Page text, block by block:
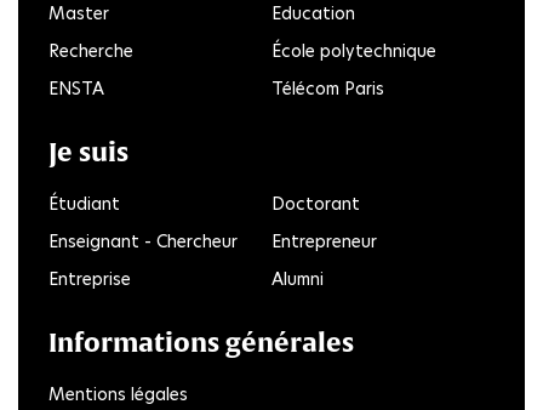
Master
Education
Recherche
École polytechnique
ENSTA
Télécom Paris
Je suis
Étudiant
Doctorant
Enseignant - Chercheur
Entrepreneur
Entreprise
Alumni
Informations générales
Mentions légales